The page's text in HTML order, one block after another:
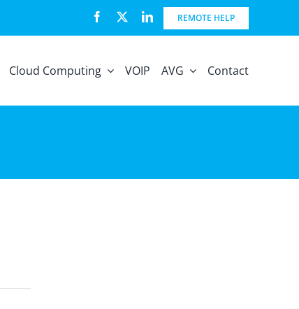
REMOTE HELP
Cloud Computing VOIP AVG Contact